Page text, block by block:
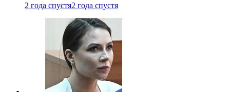
2 года спустя2 года спустя